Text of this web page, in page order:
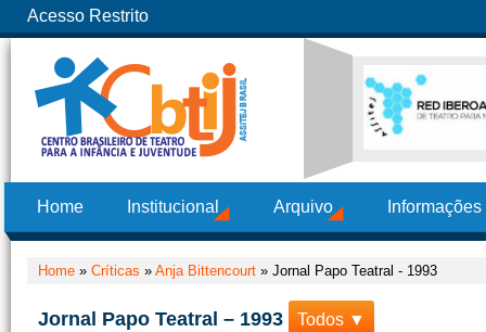
Acesso Restrito
Home Institucional Arquivo
Home » Críticas » Anja Bittencourt » Jornal Papo Teatral - 1993
Jornal Papo Teatral – 1993 Todos ▼